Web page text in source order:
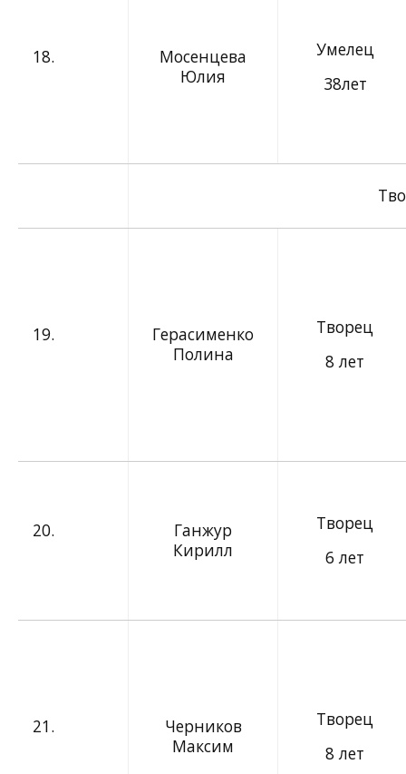
18.
Мосенцева
Юлия
Умелец
38лет
19.
Герасименко
Полина
Творец
8 лет
20.
Ганжур
Кирилл
Творец
6 лет
21.
Черников
Максим
Творец
8 лет